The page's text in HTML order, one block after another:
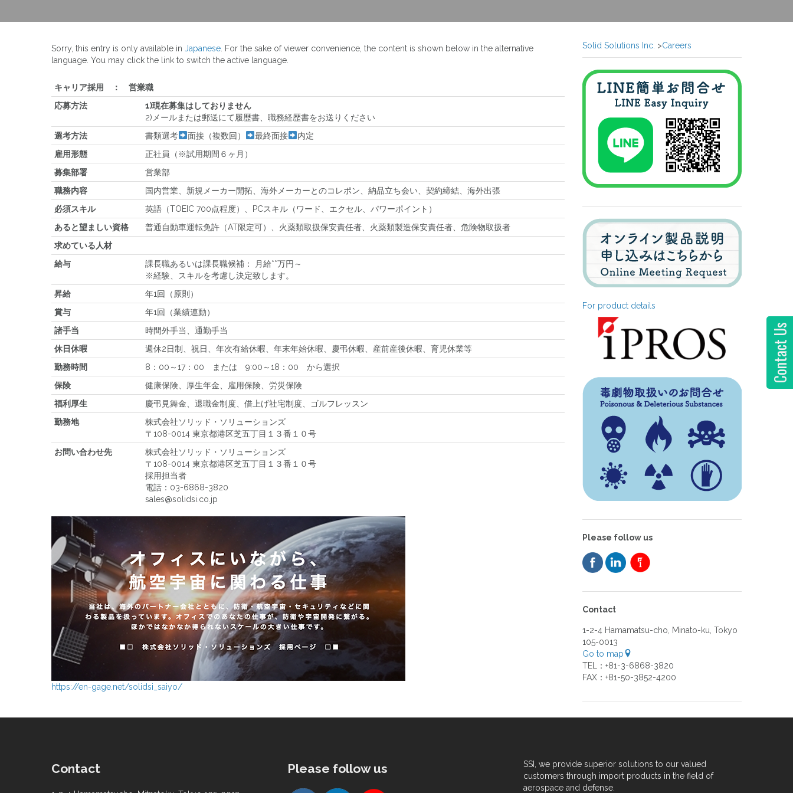
Sorry, this entry is only available in Japanese . For the sake of viewer convenience, the content is shown below in the alternative
language. You may click the link to switch the active language.
キャリア採用 ： 営業職
応募方法
1)現在募集はしておりません
2)メールまたは郵送にて履歴書、職務経歴書をお送りください
選考方法
書類選考 面接（複数回） 最終面接
内定
雇用形態
正社員（※試用期間６ヶ月）
募集部署
営業部
職務内容
国内営業、新規メーカー開拓、海外メーカーとのコレポン、納品立ち会い、契約締結、海外出張
必須スキル
英語（TOEIC 700点程度）、PCスキル（ワード、エクセル、パワーポイント）
あると望ましい資格
普通自動車運転免許（AT限定可）、火薬類取扱保安責任者、火薬類製造保安責任者、危険物取扱者
求めている人材
給与
課長職あるいは課長職候補： 月給**万円～
※経験、スキルを考慮し決定致します。
昇給
年1回（原則）
賞与
年1回（業績連動）
諸手当
時間外手当、通勤手当
休日休暇
週休2日制、祝日、年次有給休暇、年末年始休暇、慶弔休暇、産前産後休暇、育児休業等
勤務時間
8：00～17：00 または 9:00～18：00 から選択
保険
健康保険、厚生年金、雇用保険、労災保険
福利厚生
慶弔見舞金、退職金制度、借上げ社宅制度、ゴルフレッスン
勤務地
株式会社ソリッド・ソリューションズ
〒108-0014 東京都港区芝五丁目１３番１０号
お問い合わせ先
株式会社ソリッド・ソリューションズ
〒108-0014 東京都港区芝五丁目１３番１０号
採用担当者
電話：03-6868-3820
sales@solidsi.co.jp
https://en-gage.net/solidsi_saiyo/
Solid Solutions Inc. >Careers
For product details
Please follow us
Contact
1-2-4 Hamamatsu-cho, Minato-ku, Tokyo
105-0013
Go to map
TEL：+81-3-6868-3820
FAX：+81-50-3852-4200
Contact Please follow us
SSI, we provide superior solutions to our valued
customers through import products in the field of
aerospace and defense.
Contact Us